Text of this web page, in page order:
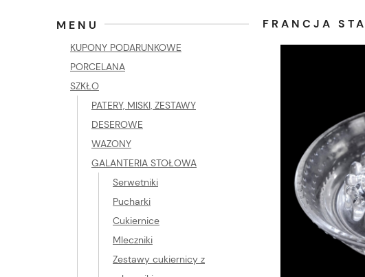
MENU
KUPONY PODARUNKOWE
PORCELANA
SZKŁO
PATERY, MISKI, ZESTAWY
DESEROWE
WAZONY
GALANTERIA STOŁOWA
Serwetniki
Pucharki
Cukiernice
Mleczniki
Zestawy cukiernicy z
FRANCJA